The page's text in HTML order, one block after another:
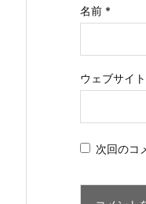
名前 *
ウェブサイト
次回のコ